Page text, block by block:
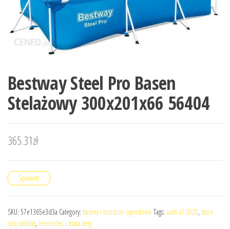
Bestway Steel Pro Basen
Stelażowy 300x201x66 56404
365.31zł
Sprawdź
SKU: 57e1365e3d3a Category: Baseny i brodziki ogrodowe Tags: audi a7 2020, duże
suvy ranking, mercedes c klasa amg